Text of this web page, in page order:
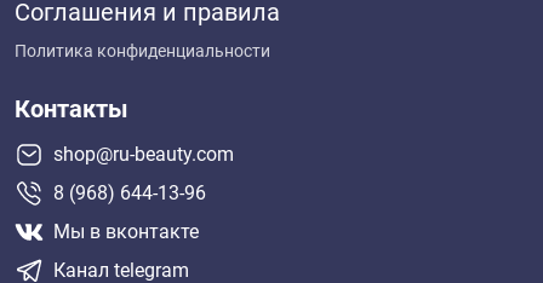
Соглашения и правила
Политика конфиденциальности
Контакты
shop@ru-beauty.com
8 (968) 644-13-96
Мы в вконтакте
Канал telegram